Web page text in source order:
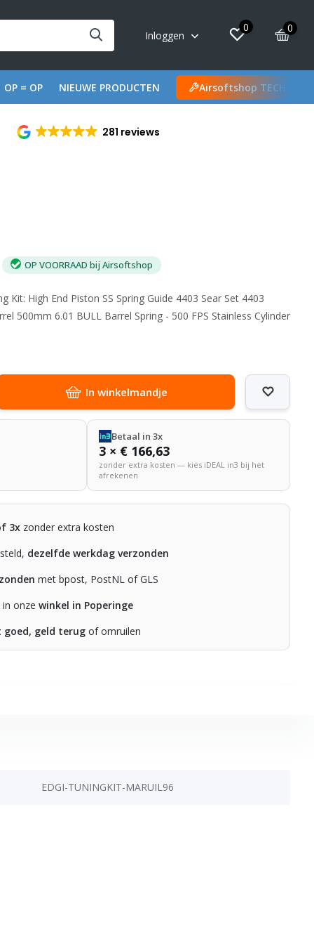
Inloggen
0 0
OP = OP NIEUWE PRODUCTEN Airsoftshop TECH
281 reviews
OP VOORRAAD bij Airsoftshop
Kit: High End Piston SS Spring Guide 4403 Sear Set 4403
500mm 6.01 BULL Barrel Spring - 500 FPS Stainless Cylinder
In winkelmandje
Betaal in 3x
3 × € 166,63
zonder extra kosten — kies iDEAL in3 bij het
afrekenen
3x zonder extra kosten
dezelfde werkdag verzonden
met bpost, PostNL of GLS
in onzewinkel in Poperinge
goed, geld terug of omruilen
EDGI-TUNINGKIT-MARUIL96